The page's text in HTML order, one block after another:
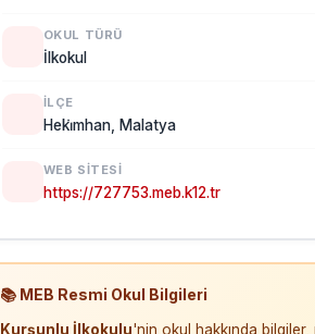
OKUL TÜRÜ
İlkokul
İLÇE
Heki̇mhan, Malatya
WEB SITESI
https://727753.meb.k12.tr
📚 MEB Resmi Okul Bilgileri
Kurşunlu İlkokulu'nin okul hakkında